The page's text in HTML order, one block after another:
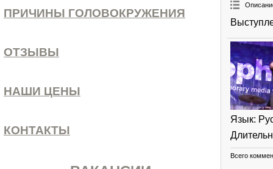
ПРИЧИНЫ ГОЛОВОКРУЖЕНИЯ
ОТЗЫВЫ
НАШИ ЦЕНЫ
КОНТАКТЫ
Язык:
Всего